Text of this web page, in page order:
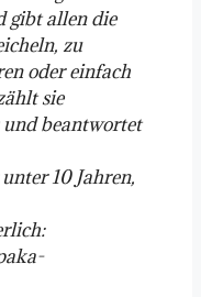
gibt allen die
zu
oder einfach
sie
und beantwortet
10 Jahren,